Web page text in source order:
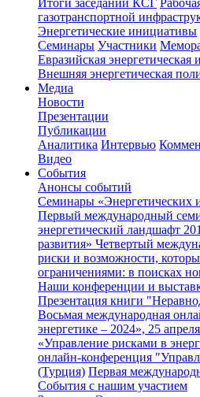
Итоги заседаний КСГ
газотранспортной
Энергетические инициативы
Семинары Участники
Евразийская энергетическая
Внешняя энергетическая
Медиа
Новости
Презентации
Публикации
Аналитика Интервью
Видео
События
Анонсы событий
Семинары «Энергетических
Первый международный
энергетический ландшафт
развития» Четвертый
риски и возможности,
ограничениями: в поисках
Наши конференции и
Презентация книги
Восьмая международная
энергетике – 2024», 25
«Управление рисками в
онлайн-конференция
(Турция) Первая
События с нашим участием